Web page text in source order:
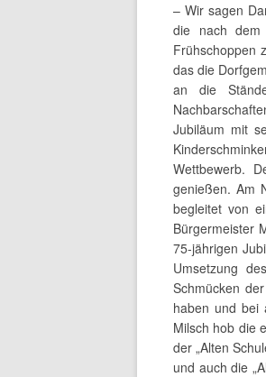
– Wir sagen
die nach dem
Frühschoppen
das die
an die
Jubiläum mit
Wettbewerb.
genießen. Am
begleitet von
Bürgermeister
75-jährigen
Umsetzung
Schmücken
haben und bei
Milsch hob die
der „Alten
und auch die